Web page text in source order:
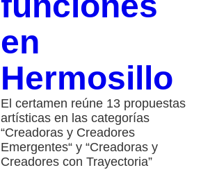
en
Hermosillo
El certamen reúne 13 propuestas
artísticas en las categorías
“Creadoras y Creadores
Emergentes“ y “Creadoras y
Creadores con Trayectoria”